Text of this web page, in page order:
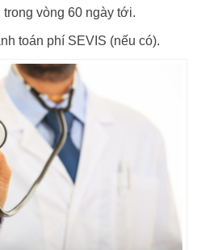
vòng 60 ngày tới.
toán phí SEVIS (nếu có).